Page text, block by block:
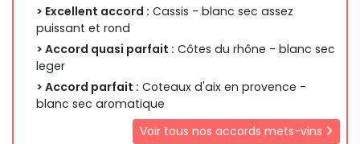
> Excellent accord : Cassis - blanc sec assez
puissant et rond
> Accord quasi parfait : Côtes du rhône - blanc sec
leger
> Accord parfait : Coteaux d'aix en provence -
blanc sec aromatique
Voir tous nos accords mets-vins